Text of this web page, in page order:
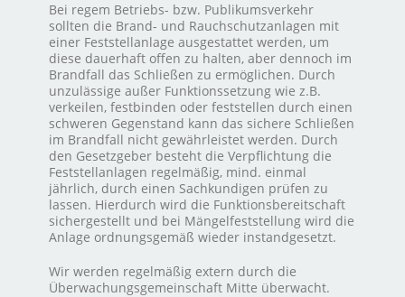
Bei regem Betriebs- bzw. Publikumsverkehr
sollten die Brand- und Rauchschutzanlagen mit
einer Feststellanlage ausgestattet werden, um
diese dauerhaft offen zu halten, aber dennoch im
Brandfall das Schließen zu ermöglichen. Durch
unzulässige außer Funktionssetzung wie z.B.
verkeilen, festbinden oder feststellen durch einen
schweren Gegenstand kann das sichere Schließen
im Brandfall nicht gewährleistet werden. Durch
den Gesetzgeber besteht die Verpflichtung die
Feststellanlagen regelmäßig, mind. einmal
jährlich, durch einen Sachkundigen prüfen zu
lassen. Hierdurch wird die Funktionsbereitschaft
sichergestellt und bei Mängelfeststellung wird die
Anlage ordnungsgemäß wieder instandgesetzt.
Wir werden regelmäßig extern durch die
Überwachungsgemeinschaft Mitte überwacht.